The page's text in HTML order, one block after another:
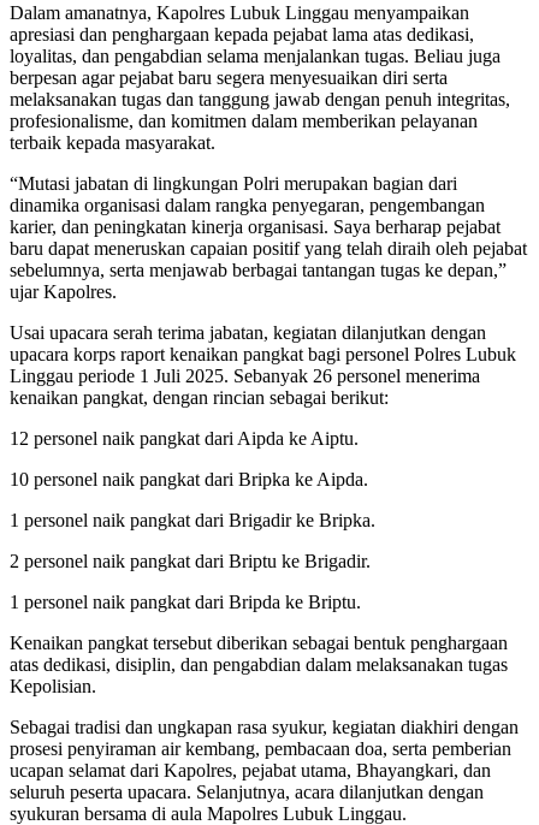
Dalam amanatnya, Kapolres Lubuk Linggau menyampaikan
apresiasi dan penghargaan kepada pejabat lama atas dedikasi,
loyalitas, dan pengabdian selama menjalankan tugas. Beliau juga
berpesan agar pejabat baru segera menyesuaikan diri serta
melaksanakan tugas dan tanggung jawab dengan penuh integritas,
profesionalisme, dan komitmen dalam memberikan pelayanan
terbaik kepada masyarakat.
“Mutasi jabatan di lingkungan Polri merupakan bagian dari
dinamika organisasi dalam rangka penyegaran, pengembangan
karier, dan peningkatan kinerja organisasi. Saya berharap pejabat
baru dapat meneruskan capaian positif yang telah diraih oleh pejabat
sebelumnya, serta menjawab berbagai tantangan tugas ke depan,”
ujar Kapolres.
Usai upacara serah terima jabatan, kegiatan dilanjutkan dengan
upacara korps raport kenaikan pangkat bagi personel Polres Lubuk
Linggau periode 1 Juli 2025. Sebanyak 26 personel menerima
kenaikan pangkat, dengan rincian sebagai berikut:
12 personel naik pangkat dari Aipda ke Aiptu.
10 personel naik pangkat dari Bripka ke Aipda.
1 personel naik pangkat dari Brigadir ke Bripka.
2 personel naik pangkat dari Briptu ke Brigadir.
1 personel naik pangkat dari Bripda ke Briptu.
Kenaikan pangkat tersebut diberikan sebagai bentuk penghargaan
atas dedikasi, disiplin, dan pengabdian dalam melaksanakan tugas
Kepolisian.
Sebagai tradisi dan ungkapan rasa syukur, kegiatan diakhiri dengan
prosesi penyiraman air kembang, pembacaan doa, serta pemberian
ucapan selamat dari Kapolres, pejabat utama, Bhayangkari, dan
seluruh peserta upacara. Selanjutnya, acara dilanjutkan dengan
syukuran bersama di aula Mapolres Lubuk Linggau.